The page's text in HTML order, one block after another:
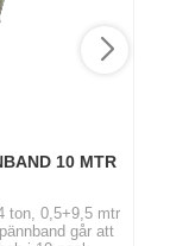
10 MTR
ton, 0,5+9,5 mtr
går att